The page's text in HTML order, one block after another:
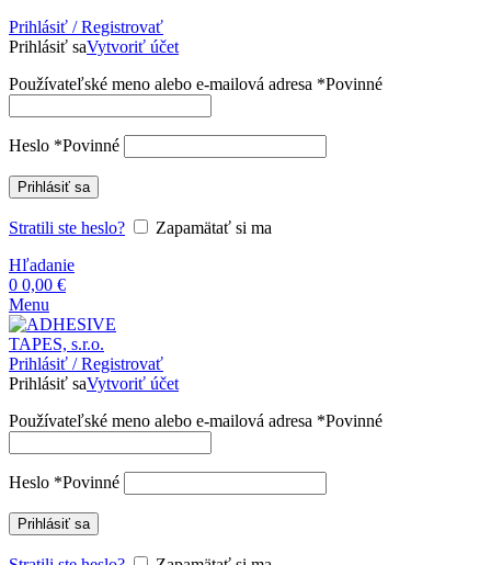
Prihlásiť / Registrovať
Prihlásiť saVytvoriť účet
Používateľské meno alebo e-mailová adresa *Povinné
Heslo *Povinné
Prihlásiť sa
Stratili ste heslo?
Zapamätať si ma
Hľadanie
0 0,00 €
Menu
Prihlásiť / Registrovať
Prihlásiť saVytvoriť účet
Používateľské meno alebo e-mailová adresa *Povinné
Heslo *Povinné
Prihlásiť sa